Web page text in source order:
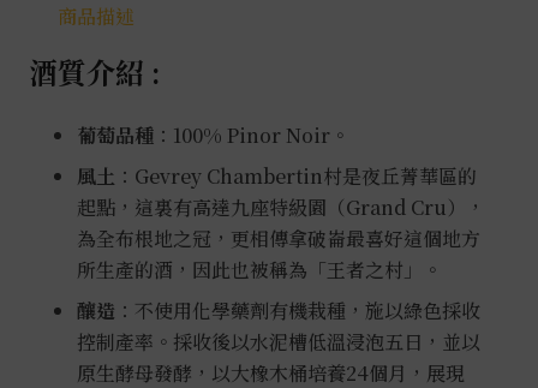
商品描述
酒質介紹 :
葡萄品種 ：100% Pinor Noir。
風土 ： Gevrey Chambertin村是夜丘菁華區的
起點，這裏有高達九座特級園（Grand Cru），
為全布根地之冠，更相傳拿破崙最喜好這個地方
所生產的酒，因此也被稱為「王者之村」。
釀造 ：不使用化學藥劑有機栽種，施以綠色採收
控制產率。採收後以水泥槽低溫浸泡五日，並以
原生酵母發酵，以大橡木桶培養24個月，展現